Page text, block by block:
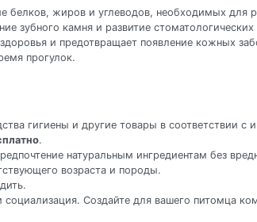
жиров и углеводов, необходимых для
зубного камня и развитие стоматологических
и предотвращает появление кожных
прогулок.
гигиены и другие товары в соответствии с
.
натуральным ингредиентам без
возраста и породы.
Создайте для вашего питомца